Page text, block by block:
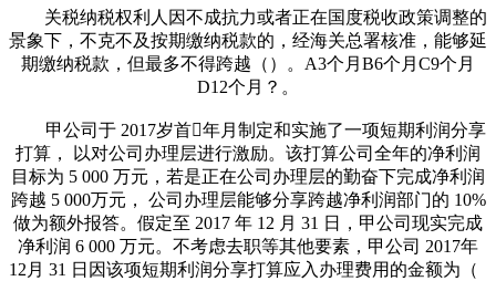
关税纳税权利人因不成抗力或者正在国度税收政策调整的
景象下，不克不及按期缴纳税款的，经海关总署核准，能够延
期缴纳税款，但最多不得跨越（）。A3个月B6个月C9个月
D12个月？。
甲公司于 2017岁首年月制定和实施了一项短期利润分享
打算， 以对公司办理层进行激励。该打算公司全年的净利润
目标为 5 000 万元，若是正在公司办理层的勤奋下完成净利润
跨越 5 000万元， 公司办理层能够分享跨越净利润部门的 10%
做为额外报答。假定至 2017 年 12 月 31 日，甲公司现实完成
净利润 6 000 万元。不考虑去职等其他要素，甲公司 2017年
12月 31 日因该项短期利润分享打算应入办理费用的金额为（